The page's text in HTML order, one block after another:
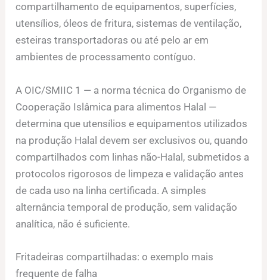
compartilhamento de equipamentos, superfícies,
utensílios, óleos de fritura, sistemas de ventilação,
esteiras transportadoras ou até pelo ar em
ambientes de processamento contíguo.
A OIC/SMIIC 1 — a norma técnica do Organismo de
Cooperação Islâmica para alimentos Halal —
determina que utensílios e equipamentos utilizados
na produção Halal devem ser exclusivos ou, quando
compartilhados com linhas não-Halal, submetidos a
protocolos rigorosos de limpeza e validação antes
de cada uso na linha certificada. A simples
alternância temporal de produção, sem validação
analítica, não é suficiente.
Fritadeiras compartilhadas: o exemplo mais
frequente de falha